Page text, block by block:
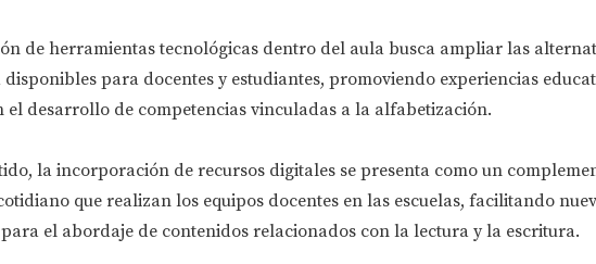
de herramientas tecnológicas dentro del aula busca ampliar las
disponibles para docentes y estudiantes, promoviendo experiencias
el desarrollo de competencias vinculadas a la alfabetización.
la incorporación de recursos digitales se presenta como un
que realizan los equipos docentes en las escuelas, facilitando
el abordaje de contenidos relacionados con la lectura y la escritura.